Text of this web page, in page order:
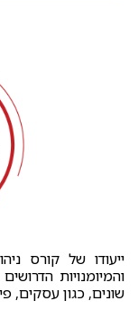
ייעודו של קורס
והמיומנויות
שונים, כגון עסקים,